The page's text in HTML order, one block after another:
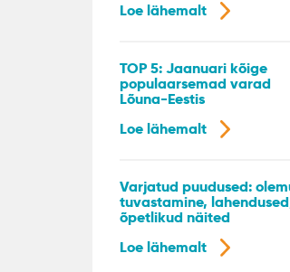
Loe lähemalt
TOP 5: Jaanuari kõige
populaarsemad varad
Lõuna-Eestis
Loe lähemalt
Varjatud puudused:
tuvastamine,
õpetlikud näited
Loe lähemalt